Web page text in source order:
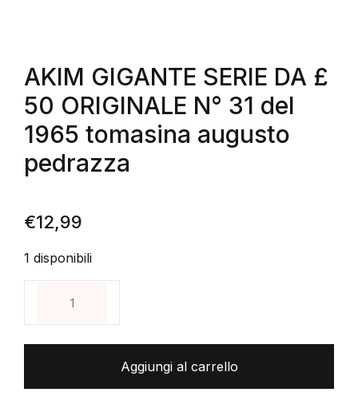
AKIM GIGANTE SERIE DA £
50 ORIGINALE N° 31 del
1965 tomasina augusto
pedrazza
€12,99
1 disponibili
Aggiungi al carrello